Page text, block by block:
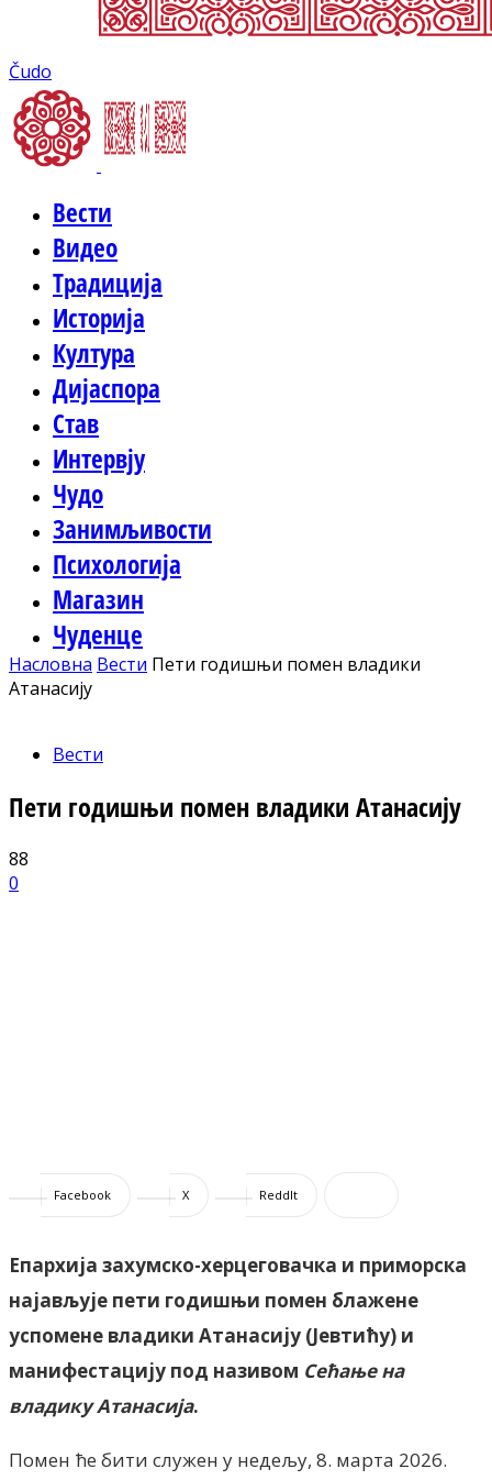
Čudo
Вести
Видео
Традиција
Историја
Култура
Дијаспора
Став
Интервју
Чудо
Занимљивости
Психологија
Магазин
Чуденце
Насловна Вести Пети годишњи помен владики
Атанасију
Вести
Пети годишњи помен владики Атанасију
88
0
Facebook X ReddIt
Епархија захумско-херцеговачка и приморска
најављује пети годишњи помен блажене
успомене владики Атанасију (Јевтићу) и
манифестацију под називом Сећање на
владику Атанасија.
Помен ће бити служен у недељу, 8. марта 2026.